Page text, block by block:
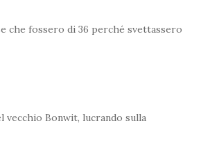
che fossero di 36 perché svettassero
vecchio Bonwit, lucrando sulla